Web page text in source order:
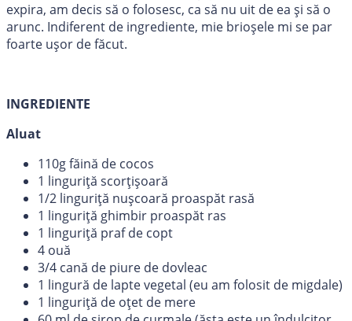
expira, am decis să o folosesc, ca să nu uit de ea și să o
arunc. Indiferent de ingrediente, mie brioșele mi se par
foarte ușor de făcut.
INGREDIENTE
Aluat
110g făină de cocos
1 linguriță scorțișoară
1/2 linguriță nușcoară proaspăt rasă
1 linguriță ghimbir proaspăt ras
1 linguriță praf de copt
4 ouă
3/4 cană de piure de dovleac
1 lingură de lapte vegetal (eu am folosit de migdale)
1 linguriță de oțet de mere